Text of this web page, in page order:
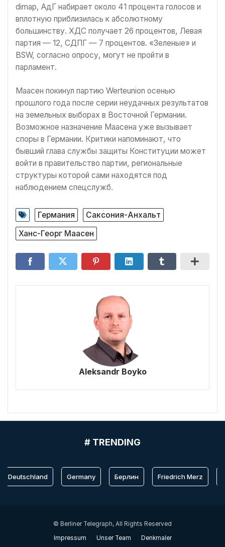
dimap, АдГ набирает около 41 процента голосов и
вплотную приблизилась к абсолютному
большинству. ХДС получает 26 процентов, Левая
партия — 12, СДПГ — 7 процентов. «Зеленые» и
BSW, согласно опросу, могут не пройти в
парламент.
Маасен покинул партию Werteunion осенью
прошлого года после серии неудачных результатов
на земельных выборах в Восточной Германии.
Возможное назначение Маасена уже вызывает
споры в Германии. Критики напоминают, что
бывший глава службы защиты Конституции может
войти в правительство партии, региональные
структуры которой сами находятся под
наблюдением спецслужб.
Германия
Саксония-Анхальт
Ханс-Георг Маасен
Aleksandr Boyko
# TRENDING
Deutschland Germany Берлин Friedrich Merz
© Berliner Telegraph, All Rights Reserved
Impressum
Unser Team Denkmaler